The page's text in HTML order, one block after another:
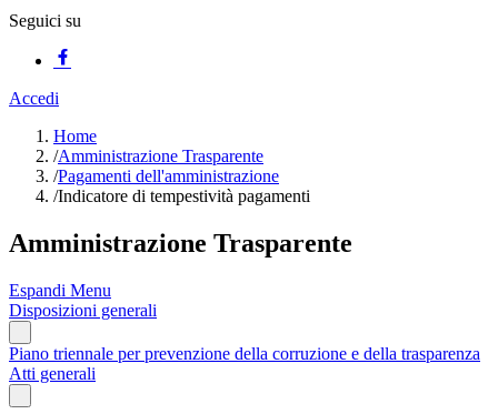
Seguici su
Accedi
Home
/Amministrazione Trasparente
/Pagamenti dell'amministrazione
/Indicatore di tempestività pagamenti
Amministrazione Trasparente
Espandi Menu
Disposizioni generali
Piano triennale per prevenzione della corruzione e della trasparenza
Atti generali